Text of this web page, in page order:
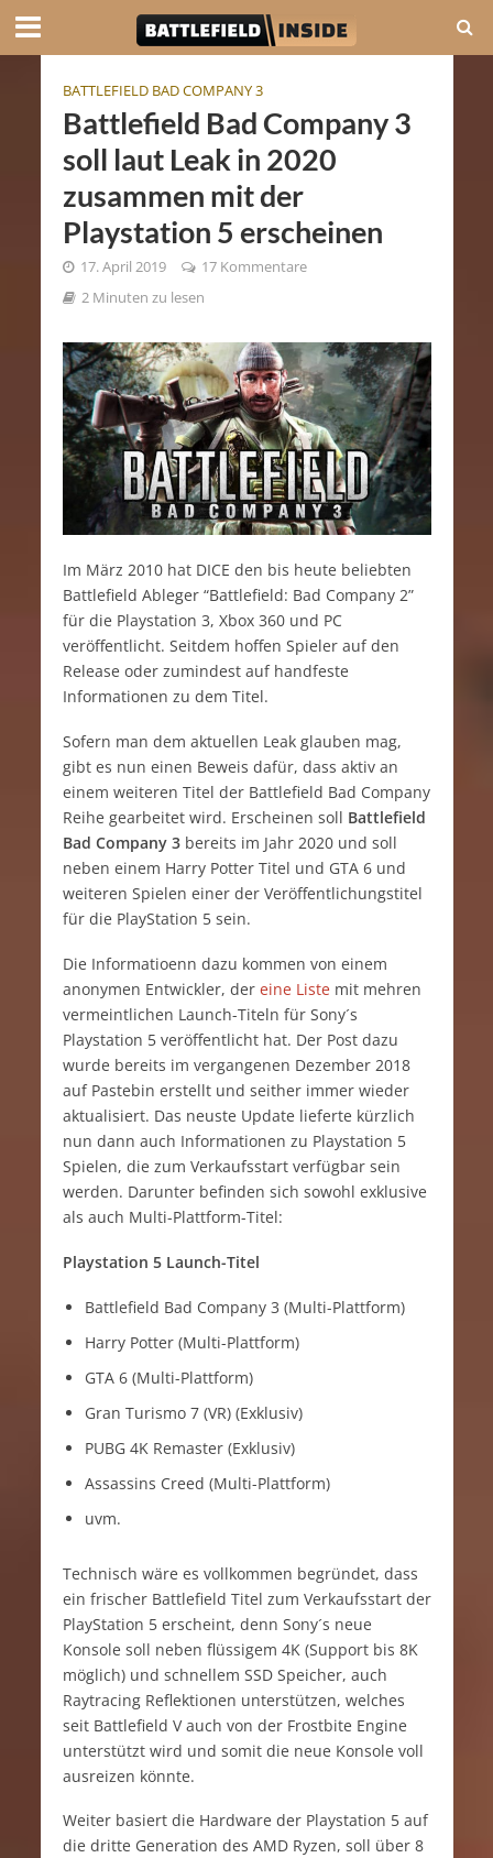
BATTLEFIELD BAD COMPANY 3
Battlefield Bad Company 3
soll laut Leak in 2020
zusammen mit der
Playstation 5 erscheinen
17. April 2019
17 Kommentare
2 Minuten zu lesen
Im März 2010 hat DICE den bis heute beliebten
Battlefield Ableger “Battlefield: Bad Company 2”
für die Playstation 3, Xbox 360 und PC
veröffentlicht. Seitdem hoffen Spieler auf den
Release oder zumindest auf handfeste
Informationen zu dem Titel.
Sofern man dem aktuellen Leak glauben mag,
gibt es nun einen Beweis dafür, dass aktiv an
einem weiteren Titel der Battlefield Bad Company
Reihe gearbeitet wird. Erscheinen soll Battlefield
Bad Company 3bereits im Jahr 2020 und soll
neben einem Harry Potter Titel und GTA 6 und
weiteren Spielen einer der Veröffentlichungstitel
für die PlayStation 5 sein.
Die Informatioenn dazu kommen von einem
anonymen Entwickler, der eine Listemit mehren
vermeintlichen Launch-Titeln für Sony´s
Playstation 5 veröffentlicht hat. Der Post dazu
wurde bereits im vergangenen Dezember 2018
auf Pastebin erstellt und seither immer wieder
aktualisiert. Das neuste Update lieferte kürzlich
nun dann auch Informationen zu Playstation 5
Spielen, die zum Verkaufsstart verfügbar sein
werden. Darunter befinden sich sowohl exklusive
als auch Multi-Plattform-Titel:
Playstation 5 Launch-Titel
Battlefield Bad Company 3 (Multi-Plattform)
Harry Potter (Multi-Plattform)
GTA 6 (Multi-Plattform)
Gran Turismo 7 (VR) (Exklusiv)
PUBG 4K Remaster (Exklusiv)
Assassins Creed (Multi-Plattform)
uvm.
Technisch wäre es vollkommen begründet, dass
ein frischer Battlefield Titel zum Verkaufsstart der
PlayStation 5 erscheint, denn Sony´s neue
Konsole soll neben flüssigem 4K (Support bis 8K
möglich) und schnellem SSD Speicher, auch
Raytracing Reflektionen unterstützen, welches
seit Battlefield V auch von der Frostbite Engine
unterstützt wird und somit die neue Konsole voll
ausreizen könnte.
Weiter basiert die Hardware der Playstation 5 auf
die dritte Generation des AMD Ryzen, soll über 8